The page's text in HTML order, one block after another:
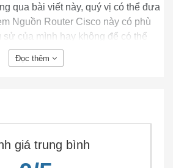
qua bài viết này, quý vị có thể đưa
Nguồn Router Cisco này có phù
của mình hay không để có thể
phẩm.Ciscochinhang.com
giá rẻ. Do đó, khi mua các thiết bị
CQ. đặc biệt chúng tôi có chính sách
XUNG VỀ PWR-4460-650-AC ?
Đọc thêm
giá trung bình